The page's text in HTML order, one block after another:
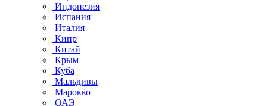
Индонезия
Испания
Италия
Кипр
Китай
Крым
Куба
Мальдивы
Марокко
ОАЭ